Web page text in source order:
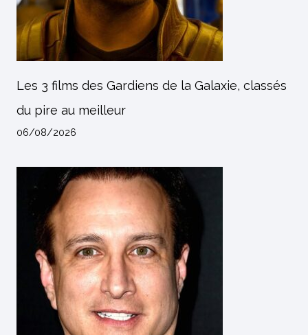
Les 3 films des Gardiens de la Galaxie, classés
du pire au meilleur
06/08/2026